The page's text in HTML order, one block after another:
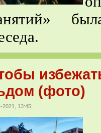
» была
(фото)
2021, 13:45;